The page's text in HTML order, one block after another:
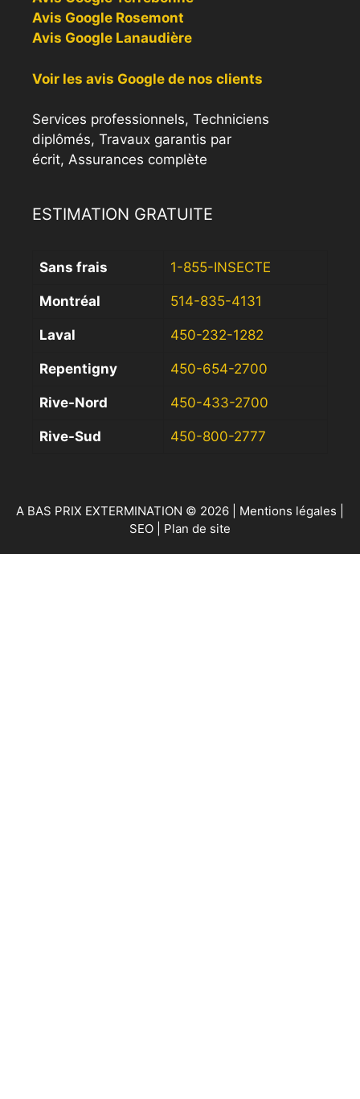
Avis Google Rosemont
Avis Google Lanaudière
Voir les avis Google de nos clients
Services professionnels, Techniciens
diplômés, Travaux garantis par
écrit, Assurances complète
ESTIMATION GRATUITE
Sans frais 1-855-INSECTE
Montréal 514-835-4131
Laval 450-232-1282
Repentigny 450-654-2700
Rive-Nord 450-433-2700
Rive-Sud 450-800-2777
A BAS PRIX EXTERMINATION © 2026 | Mentions légales
SEO
Plan de site